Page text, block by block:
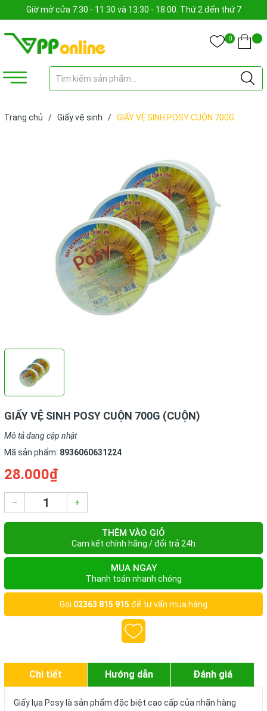
Giờ mở cửa 7:30 - 11:30 và 13:30 - 18:00. Thứ 2 đến thứ 7
0
Trang chủ / Giấy vệ sinh / GIẤY VỆ SINH POSY CUỘN 700G
GIẤY VỆ SINH POSY CUỘN 700G (CUỘN)
Mô tả đang cập nhật
Mã sản phẩm: 8936060631224
28.000₫
– +
THÊM VÀO GIỎ
Cam kết chính hãng / đổi trả 24h
MUA NGAY
Thanh toán nhanh chóng
Gọi 02363 815 915 để tư vấn mua hàng
Chi tiết Hướng dẫn Đánh giá
Giấy lụa Posy là sản phẩm đặc biệt cao cấp của nhãn hàng